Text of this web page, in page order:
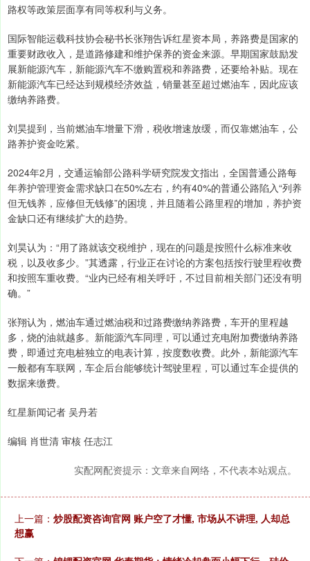
路权等政策层面享有同等权利与义务。
国际智能运载科技协会秘书长张翔告诉红星资本局，养路费是国家的
重要财政收入，是道路修建和维护保养的资金来源。早期国家鼓励发
展新能源汽车，新能源汽车不缴购置税和养路费，还要给补贴。现在
新能源汽车已经达到规模经济效益，销量甚至超过燃油车，因此应该
缴纳养路费。
刘昊提到，当前燃油车增量下滑，税收增速放缓，而仅靠燃油车，公
路养护资金吃紧。
2024年2月，交通运输部公路科学研究院发文指出，全国普通公路每
年养护管理资金需求缺口在50%左右，约有40%的普通公路陷入“列养
但无钱养，应修但无钱修”的困境，并且随着公路里程的增加，养护资
金缺口还有继续扩大的趋势。
刘昊认为：“用了路就该交税维护，现在的问题是按照什么标准来收
税，以及收多少。”其透露，行业正在讨论的方案包括按行驶里程收费
和按照车重收费。“业内已经有相关呼吁，不过目前相关部门还没有明
确。”
张翔认为，燃油车通过燃油税和过路费缴纳养路费，车开的里程越
多，烧的油就越多。新能源汽车同理，可以通过充电附加费缴纳养路
费，即通过充电桩独立的电表计算，按度数收费。此外，新能源汽车
一般都有车联网，车企后台能够统计驾驶里程，可以通过车企提供的
数据来缴费。
红星新闻记者 吴丹若
编辑 肖世清 审核 任志江
实配网配资提示：文章来自网络，不代表本站观点。
上一篇： 炒股配资咨询官网 账户空了才懂, 市场从不讲理, 人却总
想赢